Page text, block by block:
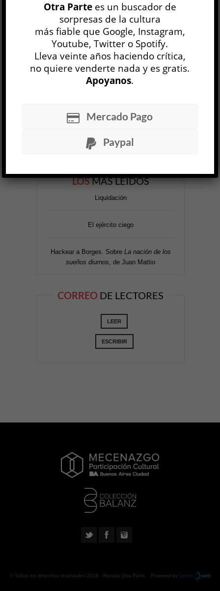
30 NÚMEROS
ARCHIVOOP SEMANAL
LOSMÁS LEÍDOS
Liquidación
El ejército ciego
Hackear a Borges. Sobre La nación de los
sueños diurnos , de Juan Mattio
CORREO DE LECTORES
LEER
ESCRIBIR
© Todos los derechos reservados 2018 - Revista Otra Parte . Powered by Urano web
Otra Partees un buscador de
sorpresas de la cultura
más fiable que Google, Instagram,
Youtube, Twitter o Spotify.
Lleva veinte años haciendo crítica,
no quiere venderte nada y es gratis.
Apoyanos.
Mercado Pago
Paypal